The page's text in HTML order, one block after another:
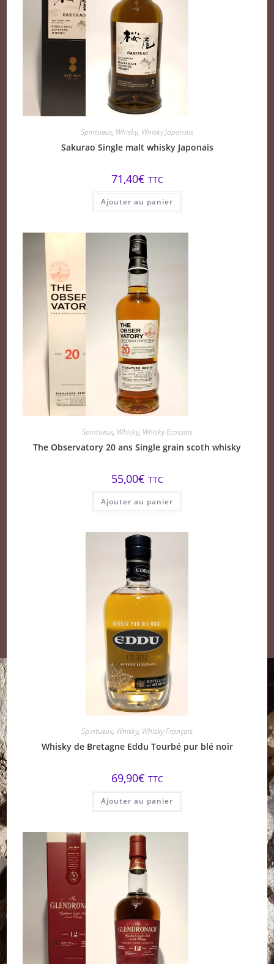
Spiritueux, Whisky, Whisky Japonais
Sakurao Single malt whisky Japonais
71,40€ TTC
Ajouter au panier
Spiritueux, Whisky, Whisky Ecossais
The Observatory 20 ans Single grain scoth whisky
55,00€ TTC
Ajouter au panier
Spiritueux, Whisky, Whisky Français
Whisky de Bretagne Eddu Tourbé pur blé noir
69,90€ TTC
Ajouter au panier